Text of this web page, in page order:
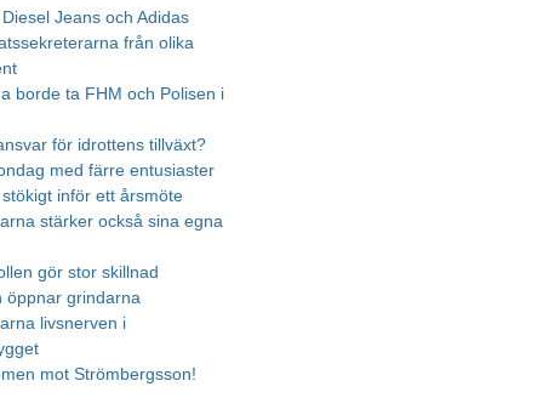
Jeans och Adidas
från olika
borde ta FHM och Polisen i
för idrottens tillväxt?
med färre entusiaster
inför ett årsmöte
stärker också sina egna
gör stor skillnad
öppnar grindarna
livsnerven i
mot Strömbergsson!